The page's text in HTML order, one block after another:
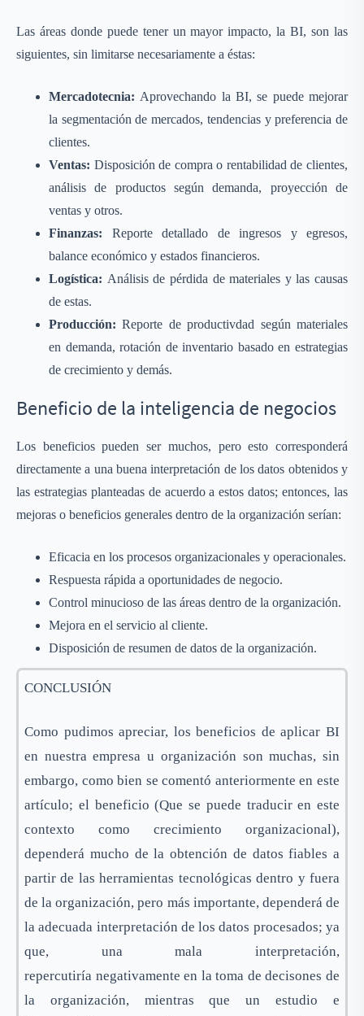
Las áreas donde puede tener un mayor impacto, la BI, son las
siguientes, sin limitarse necesariamente a éstas:
Mercadotecnia: Aprovechando la BI, se puede mejorar
la segmentación de mercados, tendencias y preferencia de
clientes.
Ventas: Disposición de compra o rentabilidad de clientes,
análisis de productos según demanda, proyección de
ventas y otros.
Finanzas: Reporte detallado de ingresos y egresos,
balance económico y estados financieros.
Logística: Análisis de pérdida de materiales y las causas
de estas.
Producción: Reporte de productivdad según materiales
en demanda, rotación de inventario basado en estrategias
de crecimiento y demás.
Beneficio de la inteligencia de negocios
Los beneficios pueden ser muchos, pero esto corresponderá
directamente a una buena interpretación de los datos obtenidos y
las estrategias planteadas de acuerdo a estos datos; entonces, las
mejoras o beneficios generales dentro de la organización serían:
Eficacia en los procesos organizacionales y operacionales.
Respuesta rápida a oportunidades de negocio.
Control minucioso de las áreas dentro de la organización.
Mejora en el servicio al cliente.
Disposición de resumen de datos de la organización.
CONCLUSIÓN
Como pudimos apreciar, los beneficios de aplicar BI
en nuestra empresa u organización son muchas, sin
embargo, como bien se comentó anteriormente en este
artículo; el beneficio (Que se puede traducir en este
contexto como crecimiento organizacional),
dependerá mucho de la obtención de datos fiables a
partir de las herramientas tecnológicas dentro y fuera
de la organización, pero más importante, dependerá de
la adecuada interpretación de los datos procesados; ya
que, una mala interpretación,
repercutiría negativamente en la toma de decisones de
la organización, mientras que un estudio e